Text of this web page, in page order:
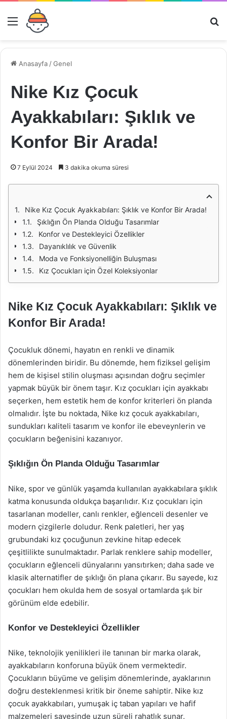
Menü
Anasayfa /Genel
Nike Kız Çocuk
Ayakkabıları: Şıklık ve
Konfor Bir Arada!
7 Eylül 2024 3 dakika okuma süresi
Nike Kız Çocuk Ayakkabıları: Şıklık ve Konfor Bir Arada!
Şıklığın Ön Planda Olduğu Tasarımlar
Konfor ve Destekleyici Özellikler
Dayanıklılık ve Güvenlik
Moda ve Fonksiyonelliğin Buluşması
Kız Çocukları için Özel Koleksiyonlar
Nike Kız Çocuk Ayakkabıları: Şıklık ve
Konfor Bir Arada!
Çocukluk dönemi, hayatın en renkli ve dinamik
dönemlerinden biridir. Bu dönemde, hem fiziksel gelişim
hem de kişisel stilin oluşması açısından doğru seçimler
yapmak büyük bir önem taşır. Kız çocukları için ayakkabı
seçerken, hem estetik hem de konfor kriterleri ön planda
olmalıdır. İşte bu noktada, Nike kız çocuk ayakkabıları,
sundukları kaliteli tasarım ve konfor ile ebeveynlerin ve
çocukların beğenisini kazanıyor.
Şıklığın Ön Planda Olduğu Tasarımlar
Nike, spor ve günlük yaşamda kullanılan ayakkabılara şıklık
katma konusunda oldukça başarılıdır. Kız çocukları için
tasarlanan modeller, canlı renkler, eğlenceli desenler ve
modern çizgilerle doludur. Renk paletleri, her yaş
grubundaki kız çocuğunun zevkine hitap edecek
çeşitlilikte sunulmaktadır. Parlak renklere sahip modeller,
çocukların eğlenceli dünyalarını yansıtırken; daha sade ve
klasik alternatifler de şıklığı ön plana çıkarır. Bu sayede, kız
çocukları hem okulda hem de sosyal ortamlarda şık bir
görünüm elde edebilir.
Konfor ve Destekleyici Özellikler
Nike, teknolojik yenilikleri ile tanınan bir marka olarak,
ayakkabıların konforuna büyük önem vermektedir.
Çocukların büyüme ve gelişim dönemlerinde, ayaklarının
doğru desteklenmesi kritik bir öneme sahiptir. Nike kız
çocuk ayakkabıları, yumuşak iç taban yapıları ve hafif
malzemeleri sayesinde uzun süreli rahatlık sunar.